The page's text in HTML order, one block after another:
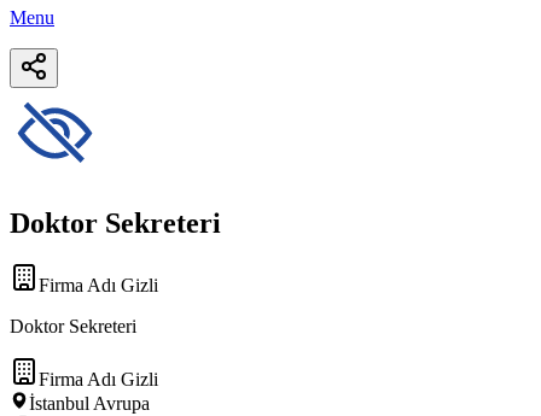
Menu
Doktor Sekreteri
Firma Adı Gizli
Doktor Sekreteri
Firma Adı Gizli
İstanbul Avrupa